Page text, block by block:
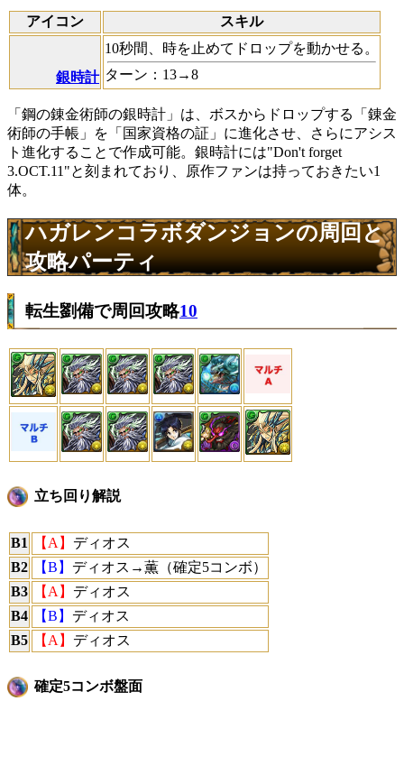
アイコン スキル
銀時計
10秒間、時を止めてドロップを動かせる。
ターン：13→8
「鋼の錬金術師の銀時計」は、ボスからドロップする「錬金
術師の手帳」を「国家資格の証」に進化させ、さらにアシス
ト進化することで作成可能。銀時計には"Don't forget
3.OCT.11"と刻まれており、原作ファンは持っておきたい1
体。
ハガレンコラボダンジョンの周回と
攻略パーティ
転生劉備で周回攻略10
立ち回り解説
B1 【A】 ディオス
B2
【B】 ディオス→薫（確定5コンボ）
B3
【A】 ディオス
B4
【B】 ディオス
B5
【A】 ディオス
確定5コンボ盤面